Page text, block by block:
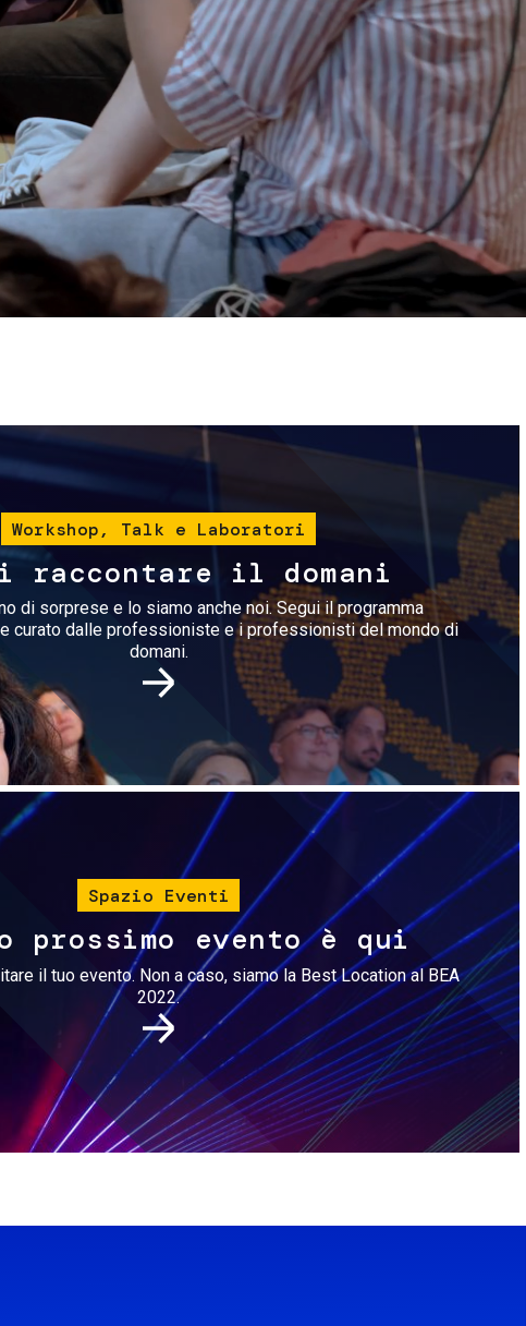
Servizi e accessibilità
Contatti
Biglietti
Immagine
Workshop, Talk e Laboratori
raccontare il domani
di sorprese e lo siamo anche noi. Segui il programma
curato dalle professioniste e i professionisti del mondo di
domani.
Immagine
Spazio Eventi
prossimo evento è qui
il tuo evento. Non a caso, siamo la Best Location al BEA
2022.